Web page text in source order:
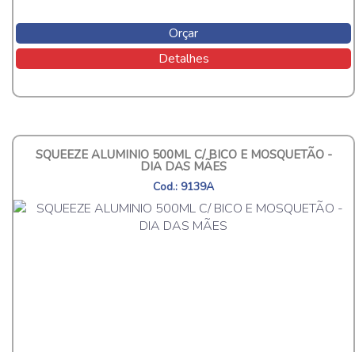
Orçar
Detalhes
SQUEEZE ALUMINIO 500ML C/ BICO E MOSQUETÃO -
DIA DAS MÃES
Cod.: 9139A